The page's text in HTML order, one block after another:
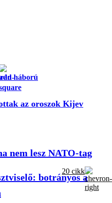
háború
az oroszok Kijev
nem lesz NATO-tag
botrányos a
20 cikk